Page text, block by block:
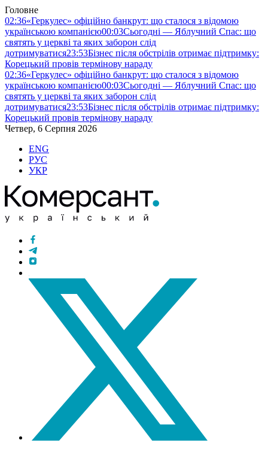
Головне
02:36«Геркулес» офіційно банкрут: що сталося з відомою
українською компанією00:03Сьогодні — Яблучний Спас: що
святять у церкві та яких заборон слід
дотримуватися23:53Бізнес після обстрілів отримає підтримку:
Корецький провів термінову нараду
02:36«Геркулес» офіційно банкрут: що сталося з відомою
українською компанією00:03Сьогодні — Яблучний Спас: що
святять у церкві та яких заборон слід
дотримуватися23:53Бізнес після обстрілів отримає підтримку:
Корецький провів термінову нараду
Четвер, 6 Серпня 2026
ENG
РУС
УКР